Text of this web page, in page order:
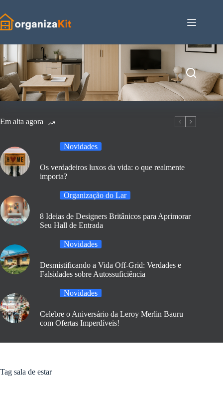
para
o
conteúdo
Em alta agora
Novidades
Os verdadeiros luxos da vida: o que realmente
importa?
Organização do Lar
8 Ideias de Designers Britânicos para Aprimorar
Seu Hall de Entrada
Novidades
Desmistificando a Vida Off-Grid: Verdades e
Falsidades sobre Autossuficiência
Novidades
Celebre o Aniversário da Leroy Merlin Bauru
com Ofertas Imperdíveis!
Tag sala de estar